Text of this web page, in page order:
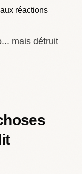
réactions
mais détruit